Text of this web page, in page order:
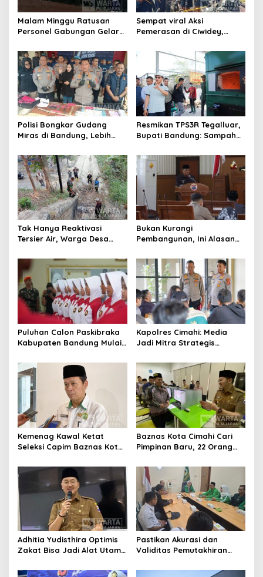
s
Malam Minggu Ratusan
Personel Gabungan Gelar
Besar Kabupaten Bandung
Sempat viral Aksi
Pemerasan di Ciwidey,
Pelaku
Polisi Bongkar Gudang
Miras di Bandung, Lebih
Resmikan TPS3R Tegalluar,
Bupati Bandung: Sampah
Pemerintah
Tak Hanya Reaktivasi
Tersier Air, Warga Desa
Alternatif di Padalarang
Bukan Kurangi
Pembangunan, Ini Alasan
Pengurangan Belanja
Daerah
Puluhan Calon Paskibraka
Kabupaten Bandung Mulai
Kapolres Cimahi: Media
Jadi Mitra Strategis
Publik
Kemenag Kawal Ketat
Seleksi Capim Baznas Kota
Komisioner Baznas
Berintegritas
Baznas Kota Cimahi Cari
Pimpinan Baru, 22 Orang
Adhitia Yudisthira Optimis
Zakat Bisa Jadi Alat Utama
Kota Cimahi
Pastikan Akurasi dan
Validitas Pemutakhiran
Cimahi Lakukan